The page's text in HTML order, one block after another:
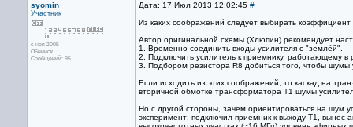
syomin
Участник
с ноя 2005
Обнинск
Сообщений: 95
Дата: 17 Июл 2013 12:02:45 #
Из каких соображений следует выбирать
Автор оригинальной схемы (Хлюпин) рекомендует
1. Временно соединить входы усилителя с "землёй".
2. Подключить усилитель к приемнику, работающему
3. Подбором резистора R8 добиться того, чтобы
Если исходить из этих соображений, то каскад на
вторичной обмотке трансформатора T1 шумы
Но с другой стороны, зачем ориентироваться на шум
эксперимент: подключил приемник к выходу T1,